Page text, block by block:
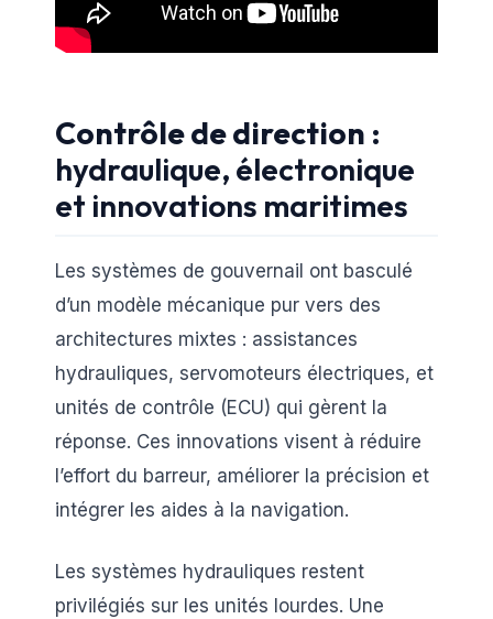
Contrôle de direction :
hydraulique, électronique
et innovations maritimes
Les systèmes de gouvernail ont basculé
d’un modèle mécanique pur vers des
architectures mixtes : assistances
hydrauliques, servomoteurs électriques, et
unités de contrôle (ECU) qui gèrent la
réponse. Ces innovations visent à réduire
l’effort du barreur, améliorer la précision et
intégrer les aides à la navigation.
Les systèmes hydrauliques restent
privilégiés sur les unités lourdes. Une